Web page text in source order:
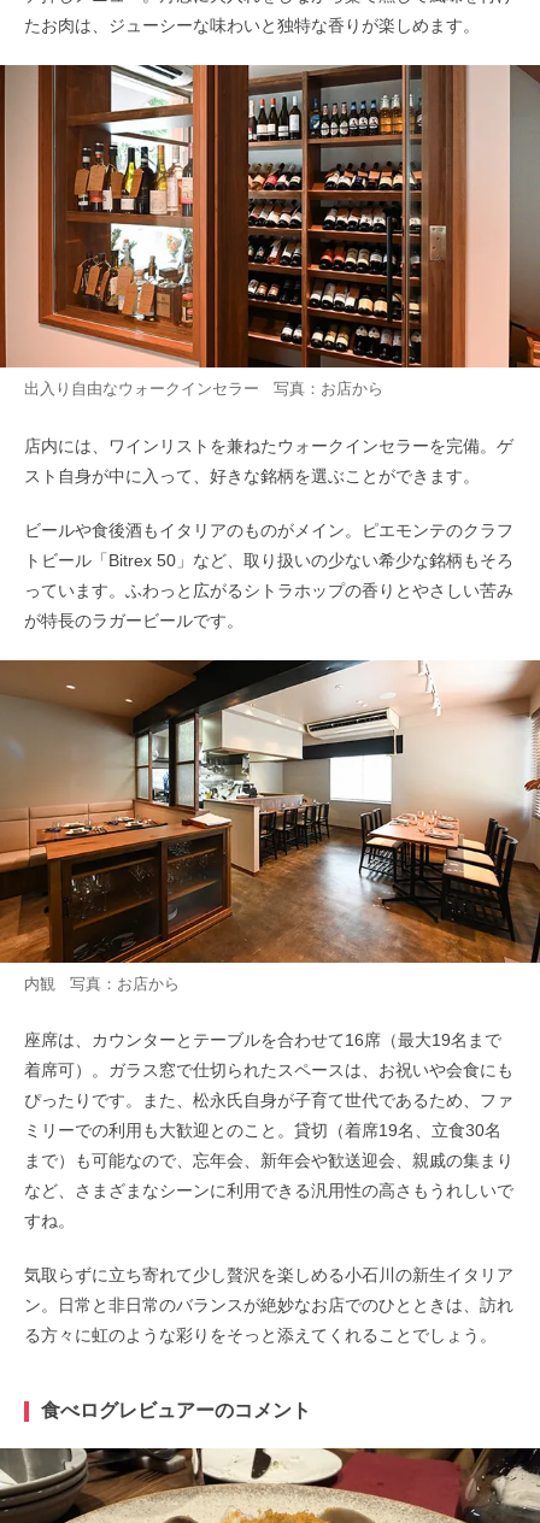
たお肉は、ジューシーな味わいと独特な香りが楽しめます。
出入り自由なウォークインセラー 写真：お店から
店内には、ワインリストを兼ねたウォークインセラーを完備。ゲ
スト自身が中に入って、好きな銘柄を選ぶことができます。
ビールや食後酒もイタリアのものがメイン。ピエモンテのクラフ
トビール「Bitrex 50」など、取り扱いの少ない希少な銘柄もそろ
っています。ふわっと広がるシトラホップの香りとやさしい苦み
が特長のラガービールです。
内観 写真：お店から
座席は、カウンターとテーブルを合わせて16席（最大19名まで
着席可）。ガラス窓で仕切られたスペースは、お祝いや会食にも
ぴったりです。また、松永氏自身が子育て世代であるため、ファ
ミリーでの利用も大歓迎とのこと。貸切（着席19名、立食30名
まで）も可能なので、忘年会、新年会や歓送迎会、親戚の集まり
など、さまざまなシーンに利用できる汎用性の高さもうれしいで
すね。
気取らずに立ち寄れて少し贅沢を楽しめる小石川の新生イタリア
ン。日常と非日常のバランスが絶妙なお店でのひとときは、訪れ
る方々に虹のような彩りをそっと添えてくれることでしょう。
食べログレビュアーのコメント